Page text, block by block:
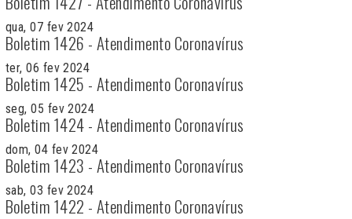
qua, 07 fev 2024
Boletim 1426 - Atendimento Coronavírus
ter, 06 fev 2024
Boletim 1425 - Atendimento Coronavírus
seg, 05 fev 2024
Boletim 1424 - Atendimento Coronavírus
dom, 04 fev 2024
Boletim 1423 - Atendimento Coronavírus
sab, 03 fev 2024
Boletim 1422 - Atendimento Coronavírus